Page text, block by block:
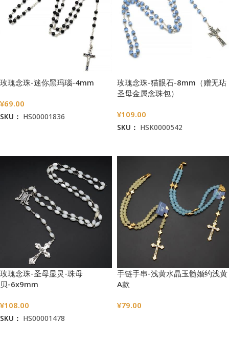
玫瑰念珠-迷你黑玛瑙-4mm
¥69.00
SKU： HS00001836
玫瑰念珠-猫眼石-8mm（赠无玷
圣母金属念珠包）
¥109.00
SKU： HSK0000542
玫瑰念珠-圣母显灵-珠母
贝-6x9mm
¥108.00
SKU： HS00001478
手链手串-浅黄水晶玉髓婚约浅黄
A款
¥79.00